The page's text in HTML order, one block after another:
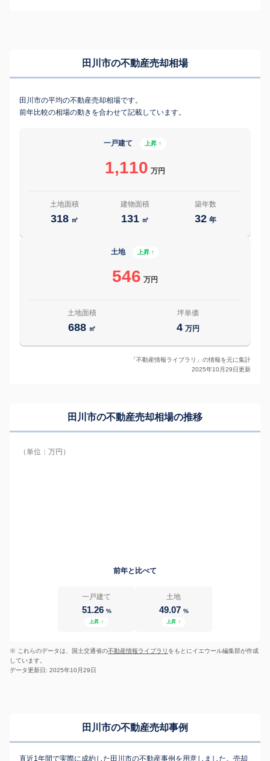
田川市の不動産売却相場
田川市の平均の不動産売却相場です。
前年比較の相場の動きを合わせて記載しています。
一戸建て 上昇 ↑
1,110 万円
土地面積
318 ㎡
建物面積
131 ㎡
築年数
32 年
土地 上昇 ↑
546 万円
土地面積
688 ㎡
坪単価
4 万円
「不動産情報ライブラリ」の情報を元に集計
2025年10月29日更新
田川市の不動産売却相場の推移
（単位：万円）
前年と比べて
一戸建て
51.26 %
上昇 ↑
土地
49.07 %
上昇 ↑
※ これらのデータは、国土交通省の不動産情報ライブラリ をもとにイエウール編集部が作成
しています。
データ更新日: 2025年10月29日
田川市の不動産売却事例
直近1年間で実際に成約した田川市の不動産事例を用意しました。売却